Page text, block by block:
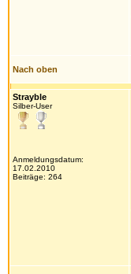
Nach oben
Strayble
Silber-User
Anmeldungsdatum:
17.02.2010
Beiträge: 264